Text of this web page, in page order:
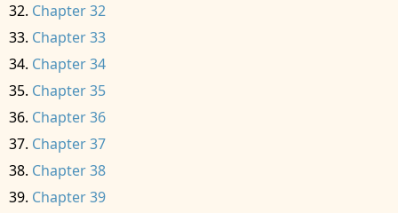
Chapter 32
Chapter 33
Chapter 34
Chapter 35
Chapter 36
Chapter 37
Chapter 38
Chapter 39